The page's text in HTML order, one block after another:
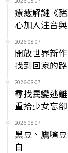
療癒解謎《
心加入注音
2026-08-07
開放世界新
找到回家的
2026-08-07
尋找異變逃
重拾少女忘
2026-08-07
黑豆、鷹嘴
白